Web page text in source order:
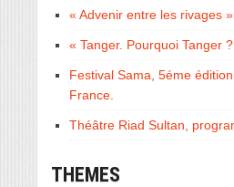
« Advenir entre les rivages
« Tanger. Pourquoi Tanger
Festival Sama, 5éme
France.
Théâtre Riad Sultan,
THEMES